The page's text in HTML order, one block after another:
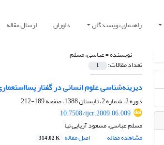
راهنمای نویسندگان داوران ارسال مقاله
نویسنده =عباسی، مسلم
تعداد مقالات: 1
دیرینه‌شناسی علوم انسانی در گفتار
دوره 2، شماره 2، تابستان 1388، صفحه
189-212
10.7508/ijcr.2009.06.009
مسلم عباسی، مسعود آریایی نیا
مشاهده مقاله
اصل مقاله 314.02 K